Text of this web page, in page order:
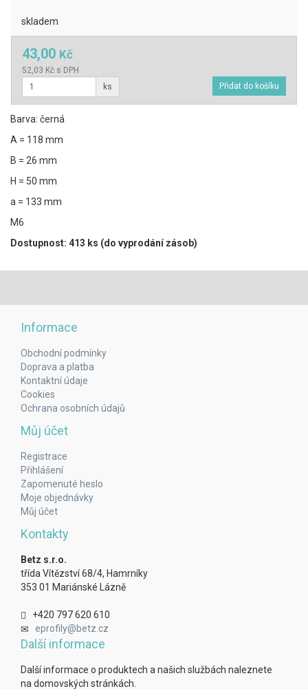
skladem
43,00 Kč
52,03 Kč s DPH
ks
Barva: černá
A = 118 mm
B = 26 mm
H = 50 mm
a = 133 mm
M6
Dostupnost: 413 ks (do vyprodání zásob)
Informace
Obchodní podmínky
Doprava a platba
Kontaktní údaje
Cookies
Ochrana osobních údajů
Můj účet
Registrace
Přihlášení
Zapomenuté heslo
Moje objednávky
Můj účet
Kontakty
Betz s.r.o.
třída Vítězství 68/4, Hamrníky
353 01 Mariánské Lázně
+420 797 620 610
eprofily@betz.cz
Další informace
Další informace o produktech a našich službách naleznete
na domovských stránkách.